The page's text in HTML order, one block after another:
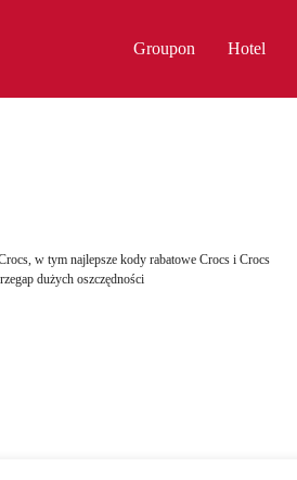
Groupon Hotel
w tym najlepsze kody rabatowe Crocs i Crocs
dużych oszczędności